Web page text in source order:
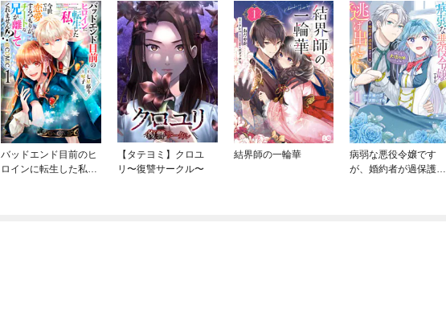
バッドエンド目前のヒ
ロインに転生した私、
【タテヨミ】クロユ
リ〜復讐サークル〜
結界師の一輪華
病弱な悪役令嬢です
が、婚約者が過保護す